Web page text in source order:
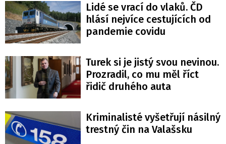
Lidé se vrací do vlaků. ČD
hlásí nejvíce cestujících od
pandemie covidu
Turek si je jistý svou nevinou.
Prozradil, co mu měl říct
řidič druhého auta
Kriminalisté vyšetřují násilný
trestný čin na Valašsku